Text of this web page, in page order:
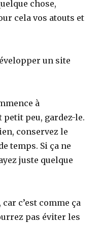
chose,
cela vos atouts et
un site
à
peu, gardez-le.
conservez le
temps. Si ça ne
juste quelque
c’est comme ça
pas éviter les